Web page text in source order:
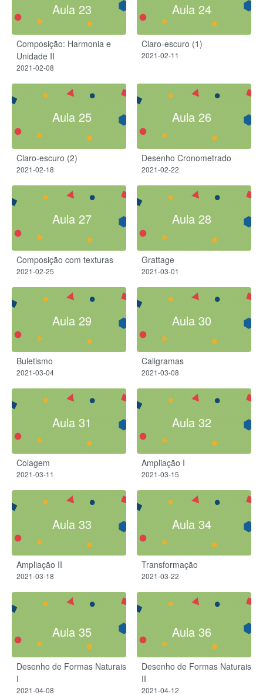
Aula 23
Composição: Harmonia e
Unidade II
2021-02-08
Aula 24
Claro-escuro (1)
2021-02-11
Aula 25
Claro-escuro (2)
2021-02-18
Aula 26
Desenho Cronometrado
2021-02-22
Aula 27
Composição com texturas
2021-02-25
Aula 28
Grattage
2021-03-01
Aula 29
Buletismo
2021-03-04
Aula 30
Caligramas
2021-03-08
Aula 31
Colagem
2021-03-11
Aula 32
Ampliação I
2021-03-15
Aula 33
Ampliação II
2021-03-18
Aula 34
Transformação
2021-03-22
Aula 35
Desenho de Formas Naturais
I
2021-04-08
Aula 36
Desenho de Formas Naturais
II
2021-04-12